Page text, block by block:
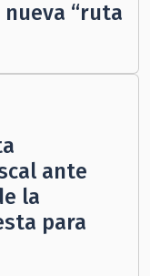
“ruta
ante
la
para